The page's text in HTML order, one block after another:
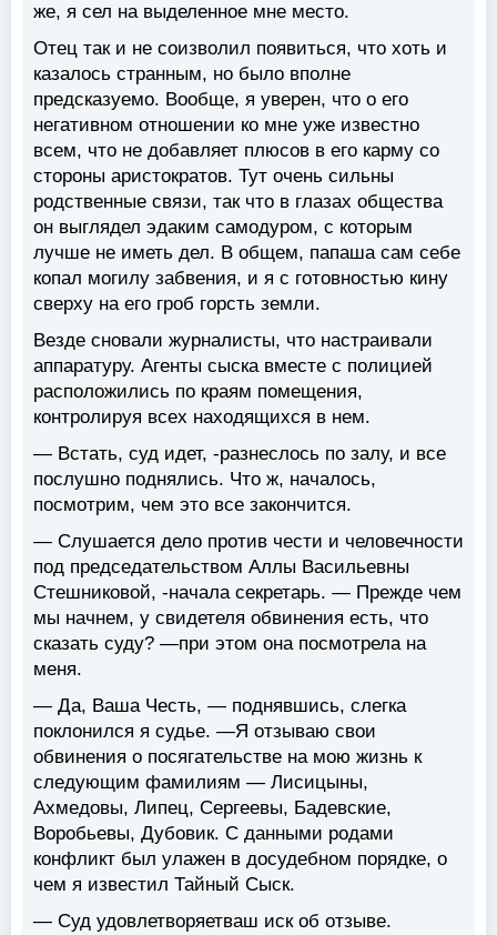
же, я сел на выделенное мне место.
Отец так и не соизволил появиться, что хоть и
казалось странным, но было вполне
предсказуемо. Вообще, я уверен, что о его
негативном отношении ко мне уже известно
всем, что не добавляет плюсов в его карму со
стороны аристократов. Тут очень сильны
родственные связи, так что в глазах общества
он выглядел эдаким самодуром, с которым
лучше не иметь дел. В общем, папаша сам себе
копал могилу забвения, и я с готовностью кину
сверху на его гроб горсть земли.
Везде сновали журналисты, что настраивали
аппаратуру. Агенты сыска вместе с полицией
расположились по краям помещения,
контролируя всех находящихся в нем.
— Встать, суд идет, -разнеслось по залу, и все
послушно поднялись. Что ж, началось,
посмотрим, чем это все закончится.
— Слушается дело против чести и человечности
под председательством Аллы Васильевны
Стешниковой, -начала секретарь. — Прежде чем
мы начнем, у свидетеля обвинения есть, что
сказать суду? —при этом она посмотрела на
меня.
— Да, Ваша Честь, — поднявшись, слегка
поклонился я судье. —Я отзываю свои
обвинения о посягательстве на мою жизнь к
следующим фамилиям — Лисицыны,
Ахмедовы, Липец, Сергеевы, Бадевские,
Воробьевы, Дубовик. С данными родами
конфликт был улажен в досудебном порядке, о
чем я известил Тайный Сыск.
— Суд удовлетворяетваш иск об отзыве.